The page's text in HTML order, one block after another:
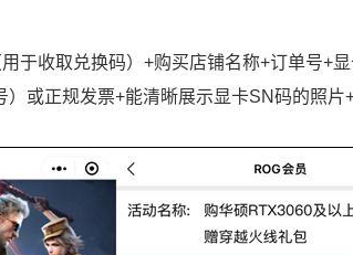
于收取兑换码）+购买店铺名称+订单号+
或正规发票+能清晰展示显卡SN码的照片